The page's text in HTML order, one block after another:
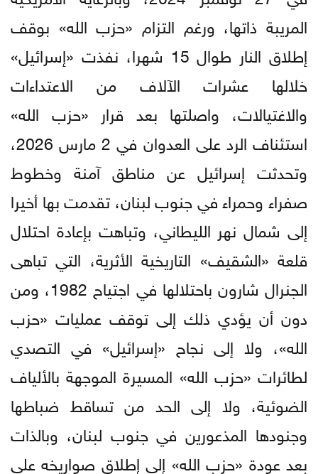
المريبة ذاتها، ورغم التزام «حزب الله» بوقف
إطلاق النار طوال 15 شهرا، نفذت «إسرائيل»
خلالها عشرات الآلاف من الاعتداءات
والاغتيالات، واصلتها بعد قرار «حزب الله»
استئناف الرد على العدوان في 2 مارس 2026،
وتحدثت إسرائيل عن مناطق آمنة وخطوط
صفراء وحمراء في جنوب لبنان، تقدمت بها أخيرا
إلى شمال نهر الليطاني، وتباهت بإعادة احتلال
قلعة «الشقيف» التاريخية الأثرية، التي تباهى
الجنرال شارون باحتلالها في اجتياح 1982، ومن
دون أن يؤدي ذلك إلى توقف عمليات «حزب
الله»، ولا إلى نجاح «إسرائيل» في التصدي
لطائرات «حزب الله» المسيرة الموجهة بالألياف
الضوئية، ولا إلى الحد من تساقط ضباطها
وجنودها المذعورين في جنوب لبنان، وبالذات
بعد عودة «حزب الله» إلى إطلاق صواريخه على